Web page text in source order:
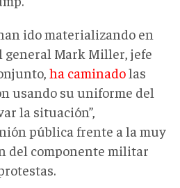
ido materializando en
general Mark Miller, jefe
ha caminadolas
usando su uniforme del
la situación”,
pública frente a la muy
del componente militar